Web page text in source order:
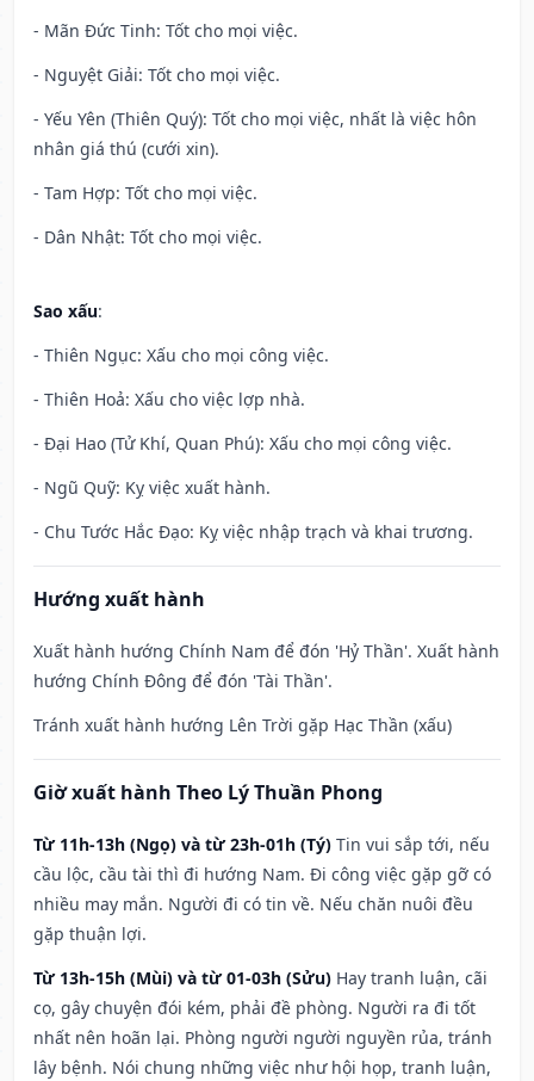
- Mãn Đức Tinh: Tốt cho mọi việc.
- Nguyệt Giải: Tốt cho mọi việc.
- Yếu Yên (Thiên Quý): Tốt cho mọi việc, nhất là việc hôn
nhân giá thú (cưới xin).
- Tam Hợp: Tốt cho mọi việc.
- Dân Nhật: Tốt cho mọi việc.
Sao xấu:
- Thiên Ngục: Xấu cho mọi công việc.
- Thiên Hoả: Xấu cho việc lợp nhà.
- Đại Hao (Tử Khí, Quan Phú): Xấu cho mọi công việc.
- Ngũ Quỹ: Kỵ việc xuất hành.
- Chu Tước Hắc Đạo: Kỵ việc nhập trạch và khai trương.
Hướng xuất hành
Xuất hành hướng Chính Nam để đón 'Hỷ Thần'. Xuất hành
hướng Chính Đông để đón 'Tài Thần'.
Tránh xuất hành hướng Lên Trời gặp Hạc Thần (xấu)
Giờ xuất hành Theo Lý Thuần Phong
Từ 11h-13h (Ngọ) và từ 23h-01h (Tý) Tin vui sắp tới, nếu
cầu lộc, cầu tài thì đi hướng Nam. Đi công việc gặp gỡ có
nhiều may mắn. Người đi có tin về. Nếu chăn nuôi đều
gặp thuận lợi.
Từ 13h-15h (Mùi) và từ 01-03h (Sửu) Hay tranh luận, cãi
cọ, gây chuyện đói kém, phải đề phòng. Người ra đi tốt
nhất nên hoãn lại. Phòng người người nguyền rủa, tránh
lây bệnh. Nói chung những việc như hội họp, tranh luận,